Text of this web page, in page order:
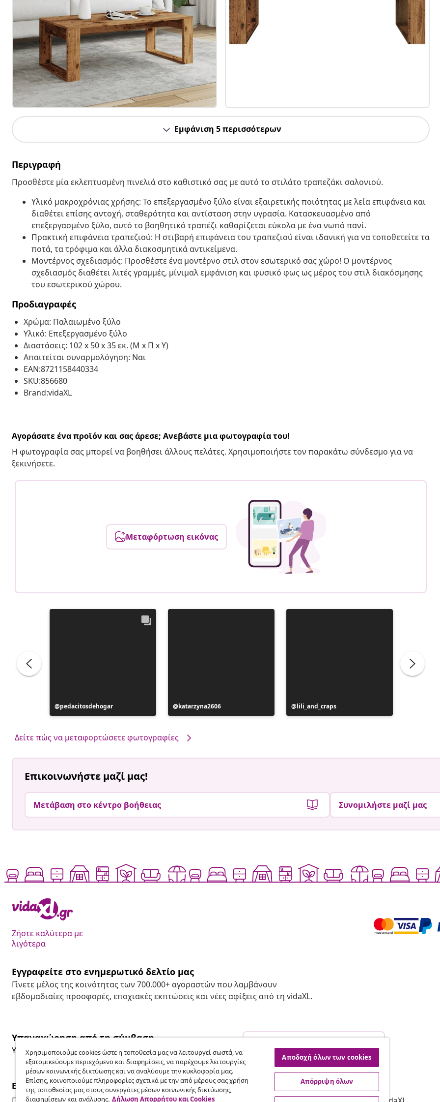
Εμφάνιση 5 περισσότερων
Περιγραφή
Προσθέστε μία εκλεπτυσμένη πινελιά στο καθιστικό σας με αυτό το στιλάτο τραπεζάκι σαλονιού.
Υλικό μακροχρόνιας χρήσης: Το επεξεργασμένο ξύλο είναι εξαιρετικής ποιότητας με λεία επιφάνεια και
διαθέτει επίσης αντοχή, σταθερότητα και αντίσταση στην υγρασία. Κατασκευασμένο από
επεξεργασμένο ξύλο, αυτό το βοηθητικό τραπέζι καθαρίζεται εύκολα με ένα νωπό πανί.
Πρακτική επιφάνεια τραπεζιού: Η στιβαρή επιφάνεια του τραπεζιού είναι ιδανική για να τοποθετείτε τα
ποτά, τα τρόφιμα και άλλα διακοσμητικά αντικείμενα.
Μοντέρνος σχεδιασμός: Προσθέστε ένα μοντέρνο στιλ στον εσωτερικό σας χώρο! Ο μοντέρνος
σχεδιασμός διαθέτει λιτές γραμμές, μίνιμαλ εμφάνιση και φυσικό φως ως μέρος του στιλ διακόσμησης
του εσωτερικού χώρου.
Προδιαγραφές
Χρώμα: Παλαιωμένο ξύλο
Υλικό: Επεξεργασμένο ξύλο
Διαστάσεις: 102 x 50 x 35 εκ. (Μ x Π x Υ)
Απαιτείται συναρμολόγηση: Ναι
EAN:8721158440334
SKU:856680
Brand:vidaXL
Αγοράσατε ένα προϊόν και σας άρεσε; Ανεβάστε μια φωτογραφία του!
Η φωτογραφία σας μπορεί να βοηθήσει άλλους πελάτες. Χρησιμοποιήστε τον παρακάτω σύνδεσμο για να
ξεκινήσετε.
Μεταφόρτωση εικόνας
Η
ανάρτηση
pedacitosdehogar
Η
ανάρτηση
από
katarzyna2606
Η
ανάρτηση
lili_and_craps
Δείτε πώς να μεταφορτώσετε φωτογραφίες
Επικοινωνήστε μαζί μας!
Μετάβαση στο κέντρο βοήθειας Συνομιλήστε μαζί μας
Ζήστε καλύτερα με
λιγότερα
Εγγραφείτε στο ενημερωτικό δελτίο μας
Γίνετε μέλος της κοινότητας των 700.000+ αγοραστών που λαμβάνουν
εβδομαδιαίες προσφορές, εποχιακές εκπτώσεις και νέες αφίξεις από τη vidaXL.
Υπαναχώρηση από τη σύμβαση
Υποβάλετε αίτημα υπαναχώρησης για την παραγγελία σας.
Εξυπηρέτηση πελατών
Επιχείρηση
vidaXL
Χρησιμοποιούμε cookies ώστε η τοποθεσία μας να λειτουργεί σωστά, να
εξατομικεύουμε περιεχόμενο και διαφημίσεις, να παρέχουμε λειτουργίες
μέσων κοινωνικής δικτύωσης και να αναλύουμε την κυκλοφορία μας.
Επίσης, κοινοποιούμε πληροφορίες σχετικά με την από μέρους σας χρήση
της τοποθεσίας μας στους συνεργάτες μέσων κοινωνικής δικτύωσης,
διαφημίσεων και ανάλυσης. Δήλωση Απορρήτου και Cookies
Αποδοχή όλων των cookies
Απόρριψη όλων